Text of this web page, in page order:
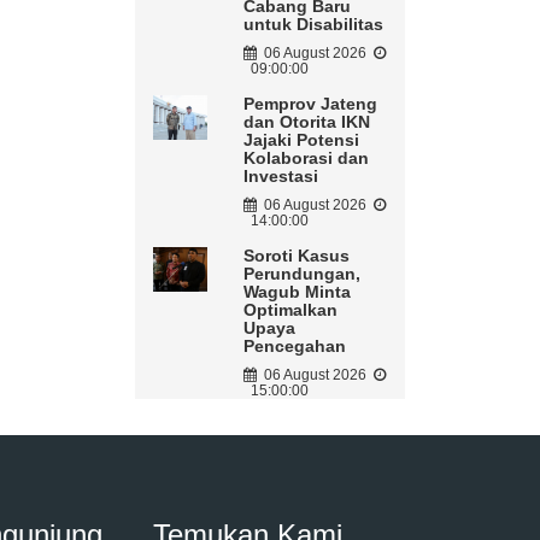
Cabang Baru
untuk Disabilitas
06 August 2026
09:00:00
Pemprov Jateng
dan Otorita IKN
Jajaki Potensi
Kolaborasi dan
Investasi
06 August 2026
14:00:00
Soroti Kasus
Perundungan,
Wagub Minta
Optimalkan
Upaya
Pencegahan
06 August 2026
15:00:00